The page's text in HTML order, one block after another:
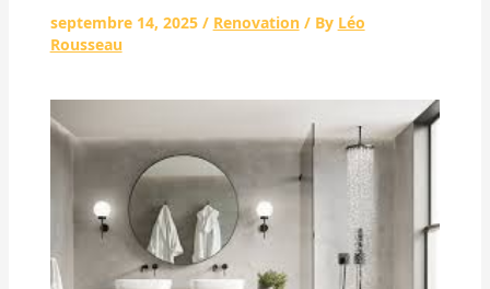
septembre 14, 2025 / Renovation/ By Léo
Rousseau